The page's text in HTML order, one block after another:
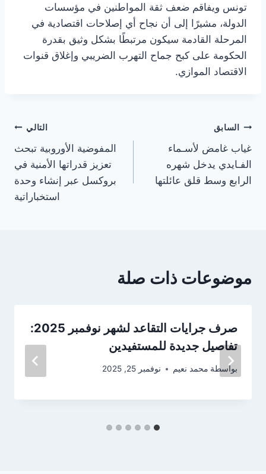
تونس ويفاقم ضعف ثقة المواطنين في مؤسسات
الدولة، مشيرًا إلى أن نجاح أي إصلاحات اقتصادية في
المرحلة القادمة سيكون مرتبطًا بشكل وثيق بقدرة
الحكومة على كبح جماح التهرب الضريبي وإغلاق قنوات
الاقتصاد الموازي.
تصفّح
المقالات
السابق
غياب غامض لأسـماء
الفـايدي يدخل شهره
الرابع وسط قلق عائلتها
التالي
المفوضية الأوروبية تبحث
تعزيز قدراتها الأمنية في
بروكسل عبر إنشاء وحدة
استخباراتية
موضوعات ذات صلة
صرف جرايات التقاعد لشهر نوفمبر 2025:
تفاصيل جديدة للمستفيدين
بواسطة محمد نعيم نوفمبر 25, 2025